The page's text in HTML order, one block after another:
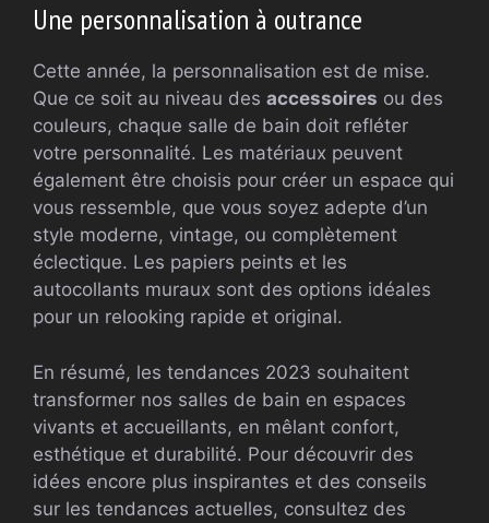
Une personnalisation à outrance
Cette année, la personnalisation est de mise.
Que ce soit au niveau des accessoires ou des
couleurs, chaque salle de bain doit refléter
votre personnalité. Les matériaux peuvent
également être choisis pour créer un espace qui
vous ressemble, que vous soyez adepte d’un
style moderne, vintage, ou complètement
éclectique. Les papiers peints et les
autocollants muraux sont des options idéales
pour un relooking rapide et original.
En résumé, les tendances 2023 souhaitent
transformer nos salles de bain en espaces
vivants et accueillants, en mêlant confort,
esthétique et durabilité. Pour découvrir des
idées encore plus inspirantes et des conseils
sur les tendances actuelles, consultez des